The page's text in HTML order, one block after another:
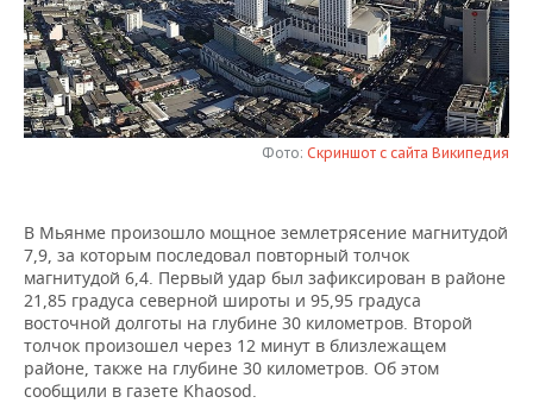
НЕФТЕХИМИЯ
НЕФТЬ
ОПК
РОЗНИЧНАЯ ТОРГОВЛЯ
ТРАНСПОРТ
НОВОСТИ ТЕХНОЛОГИЙ
IT
МЕРОПРИЯТИЯ
НОВОСТИ МЕРОПРИЯТИЙ
ONLINE-КОНФЕРЕНЦИИ
ОТКРЫТАЯ ЛЕКЦИЯ
СПОРТ
ХОККЕЙ
БАСКЕТБОЛ
ВОЛЕЙБОЛ
ВЛАСТЬ
ИНФРАСТРУКТУРА
ИСТОРИЯ
СЮЖЕТЫ
СПРАВОЧНИК
СПИСОК ПЕРСОН
ПОЛНАЯ ВЕРСИЯ
Фото: Скриншот с сайта Википедия
В Мьянме произошло мощное землетрясение магнитудой
7,9, за которым последовал повторный толчок
магнитудой 6,4. Первый удар был зафиксирован в районе
21,85 градуса северной широты и 95,95 градуса
восточной долготы на глубине 30 километров. Второй
толчок произошел через 12 минут в близлежащем
районе, также на глубине 30 километров. Об этом
сообщили в газете Khaosod.